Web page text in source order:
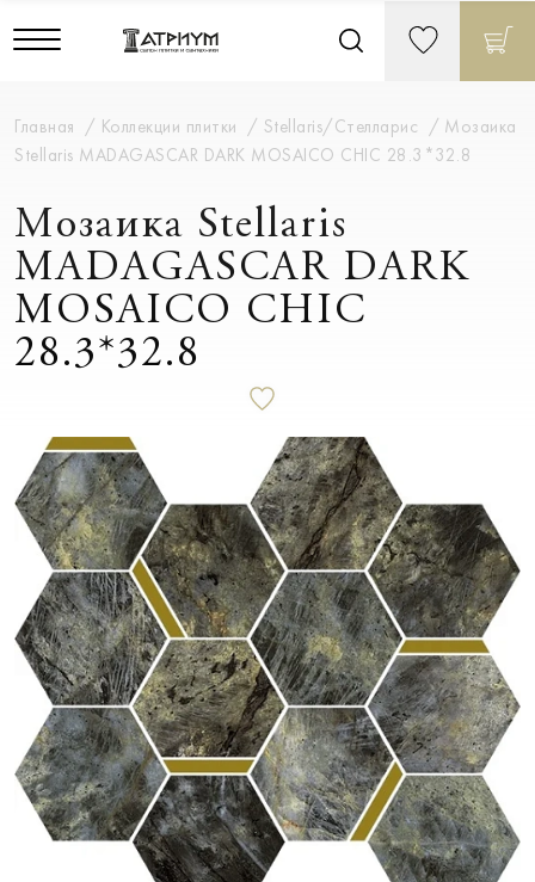
Главная Коллекции плитки Stellaris/Стелларис
Мозаика
Stellaris MADAGASCAR DARK MOSAICO CHIC 28.3*32.8
Мозаика Stellaris
MADAGASCAR DARK
MOSAICO CHIC
28.3*32.8